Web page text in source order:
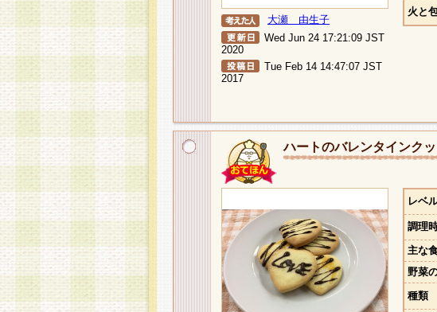
大瀬 由生子
Wed Jun 24 17:21:09 JST
2020
Tue Feb 14 14:47:07 JST
2017
火と
ハートのバレンタインク
レベ
調理
主な
野菜
種類